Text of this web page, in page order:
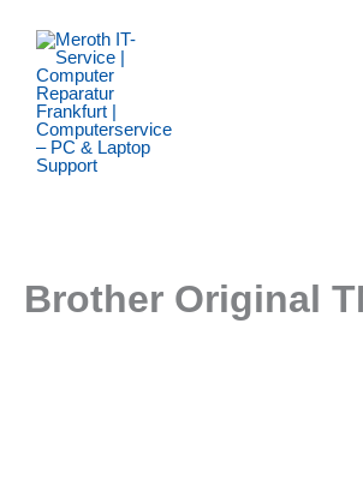
Inhalt
springen
Brother Original